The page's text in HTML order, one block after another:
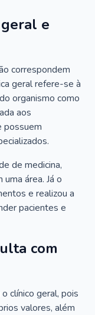
e
correspondem
geral refere-se à
organismo como
aos
possuem
de medicina,
área. Já o
e realizou a
pacientes e
com
clínico geral, pois
valores, além